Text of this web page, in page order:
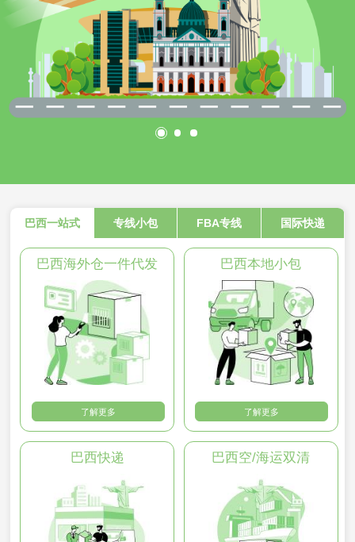
巴西一站式 专线小包 FBA专线 国际快递
巴西海外仓一件代发
了解更多
巴西本地小包
了解更多
巴西快递 巴西空/海运双清